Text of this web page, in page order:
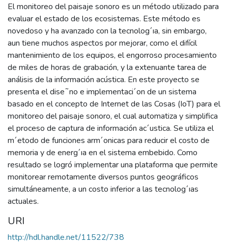
El monitoreo del paisaje sonoro es un método utilizado para
evaluar el estado de los ecosistemas. Este método es
novedoso y ha avanzado con la tecnolog´ıa, sin embargo,
aun tiene muchos aspectos por mejorar, como el difícil
mantenimiento de los equipos, el engorroso procesamiento
de miles de horas de grabación, y la extenuante tarea de
análisis de la información acústica. En este proyecto se
presenta el dise˜no e implementaci´on de un sistema
basado en el concepto de Internet de las Cosas (IoT) para el
monitoreo del paisaje sonoro, el cual automatiza y simplifica
el proceso de captura de información ac´ustica. Se utiliza el
m´etodo de funciones arm´onicas para reducir el costo de
memoria y de energ´ıa en el sistema embebido. Como
resultado se logró implementar una plataforma que permite
monitorear remotamente diversos puntos geográficos
simultáneamente, a un costo inferior a las tecnolog´ıas
actuales.
URI
http://hdl.handle.net/11522/738